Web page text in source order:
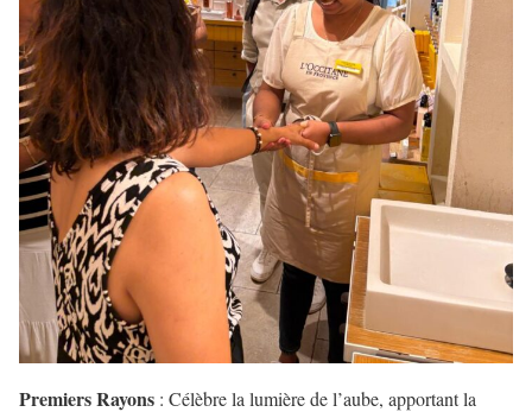
Premiers Rayons : Célèbre la lumière de l’aube, apportant la